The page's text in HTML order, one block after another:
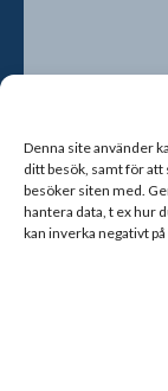
Denna site använder
ditt besök, samt för
besöker siten med.
hantera data, t ex hur
kan inverka negativt
Genom att